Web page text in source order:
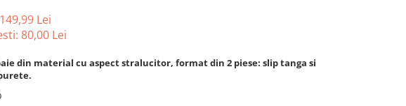
149,99 Lei
80,00 Lei
din material cu aspect stralucitor, format din 2 piese: slip tanga si